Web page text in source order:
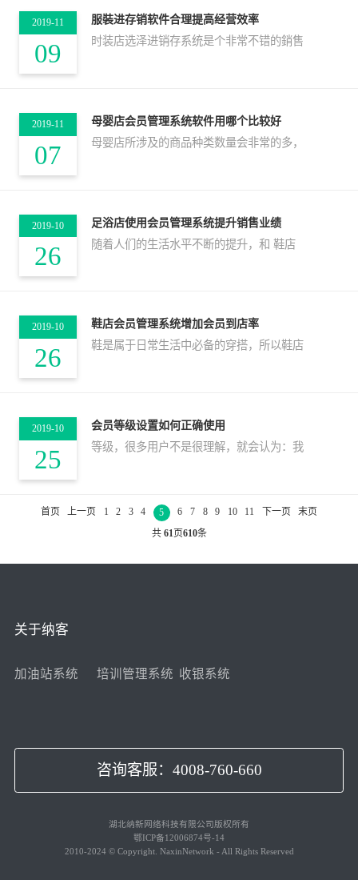
2019-11
09
服裝进存销软件合理提高经营效率
时装店选泽进销存系统是个非常不错的銷售
2019-11
07
母婴店会员管理系统软件用哪个比较好
母婴店所涉及的商品种类数量会非常的多，
2019-10
26
足浴店使用会员管理系统提升销售业绩
随着人们的生活水平不断的提升，和 鞋店
2019-10
26
鞋店会员管理系统增加会员到店率
鞋是属于日常生活中必备的穿搭，所以鞋店
2019-10
25
会员等级设置如何正确使用
等级，很多用户不是很理解，就会认为：我
首页 上一页 1 2 3 4 5 6 7 8 9 10 11 下一页
末页
共 61 页610条
关于纳客
加油站系统 培训管理系统 收银系统
咨询客服：4008-760-660
湖北纳新网络科技有限公司版权所有
鄂ICP备12006874号-14
2010-2024 © Copyright. NaxinNetwork - All Rights Reserved